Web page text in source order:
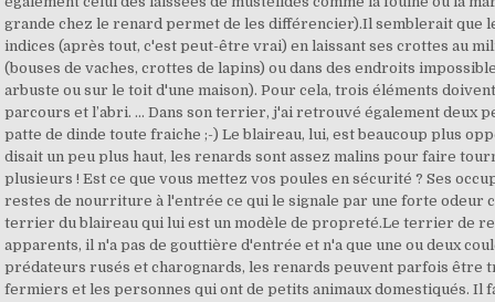
grande chez le renard permet de les différencier).Il semblerait que
indices (après tout, c'est peut-être vrai) en laissant ses crottes au
(bouses de vaches, crottes de lapins) ou dans des endroits
arbuste ou sur le toit d'une maison). Pour cela, trois éléments
parcours et l’abri. ... Dans son terrier, j'ai retrouvé également deux
patte de dinde toute fraiche ;-) Le blaireau, lui, est beaucoup plus
disait un peu plus haut, les renards sont assez malins pour faire
plusieurs ! Est ce que vous mettez vos poules en sécurité ? Ses
restes de nourriture à l'entrée ce qui le signale par une forte odeur
terrier du blaireau qui lui est un modèle de propreté.Le terrier de
apparents, il n'a pas de gouttière d'entrée et n'a que une ou deux
prédateurs rusés et charognards, les renards peuvent parfois être
fermiers et les personnes qui ont de petits animaux domestiqués. Il